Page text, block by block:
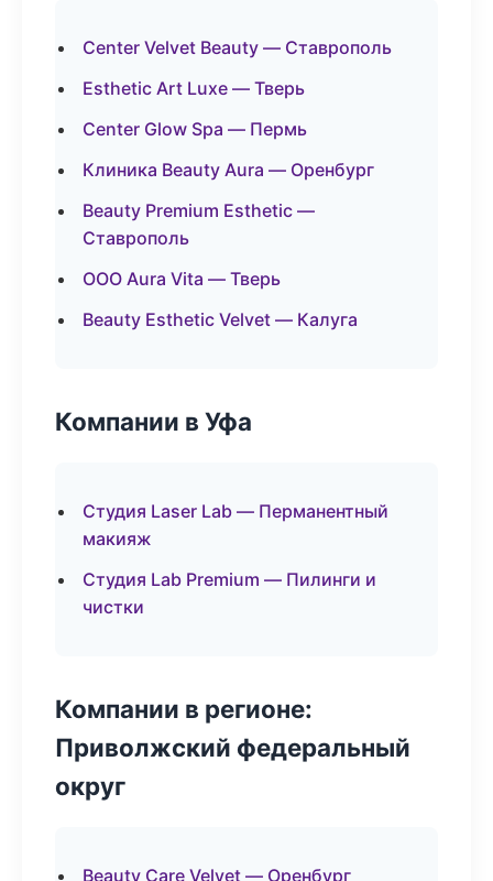
Center Velvet Beauty — Ставрополь
Esthetic Art Luxe — Тверь
Center Glow Spa — Пермь
Клиника Beauty Aura — Оренбург
Beauty Premium Esthetic —
Ставрополь
ООО Aura Vita — Тверь
Beauty Esthetic Velvet — Калуга
Компании в Уфа
Студия Laser Lab — Перманентный
макияж
Студия Lab Premium — Пилинги и
чистки
Компании в регионе:
Приволжский федеральный
округ
Beauty Care Velvet — Оренбург